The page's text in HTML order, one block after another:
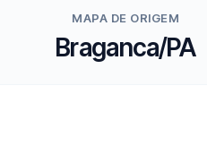
MAPA DE ORIGEM
Braganca/PA